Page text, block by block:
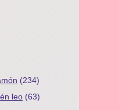
(234)
leo (63)